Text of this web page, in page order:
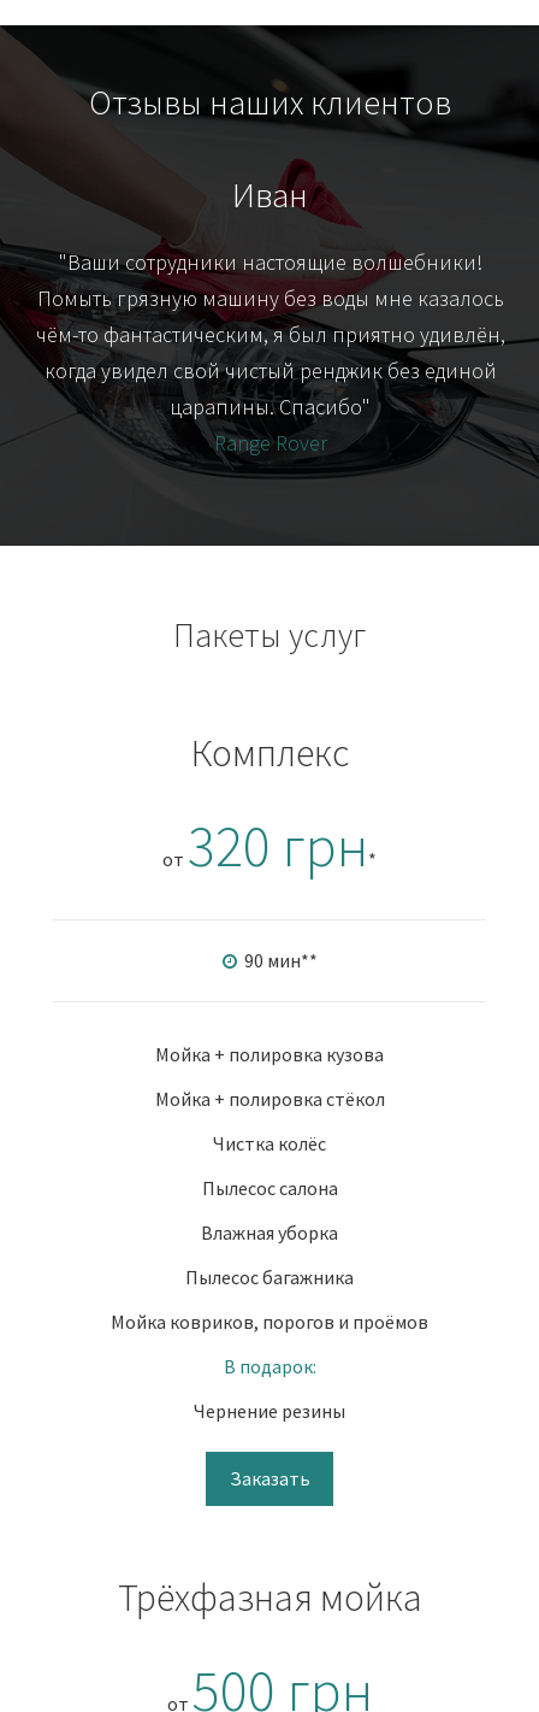
Отзывы наших клиентов
Иван
"Ваши сотрудники настоящие волшебники!
Помыть грязную машину без воды мне казалось
чём-то фантастическим, я был приятно удивлён,
когда увидел свой чистый ренджик без единой
царапины. Спасибо"
Range Rover
Пакеты услуг
Комплекс
от 320 грн *
90 мин**
Мойка + полировка кузова
Мойка + полировка стёкол
Чистка колёс
Пылесос салона
Влажная уборка
Пылесос багажника
Мойка ковриков, порогов и проёмов
В подарок:
Чернение резины
Заказать
Трёхфазная мойка
от 500 грн